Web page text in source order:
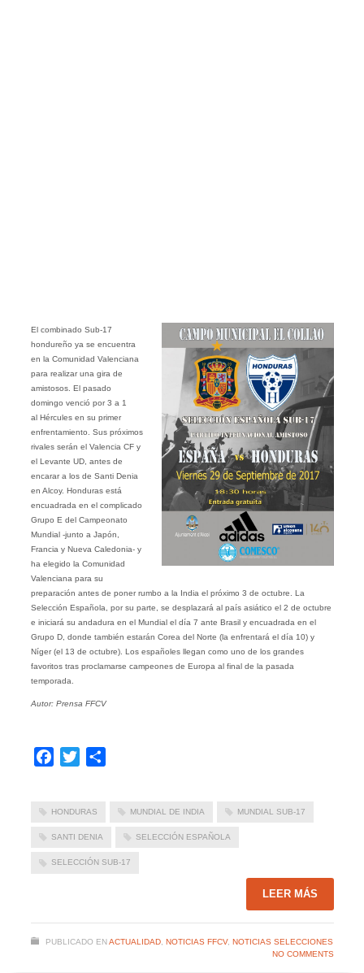
El combinado Sub-17
hondureño ya se encuentra
en la Comunidad Valenciana
para realizar una gira de
amistosos. El pasado
domingo venció por 3 a 1
al Hércules en su primer
enfrentamiento. Sus próximos
rivales serán el Valencia CF y
el Levante UD, antes de
encarar a los de Santi Denia
en Alcoy. Honduras está
encuadrada en el complicado
Grupo E del Campeonato
Mundial -junto a Japón,
Francia y Nueva Caledonia- y
ha elegido la Comunidad
Valenciana para su
preparación antes de poner rumbo a la India el próximo 3 de octubre. La
Selección Española, por su parte, se desplazará al país asiático el 2 de octubre
e iniciará su andadura en el Mundial el día 7 ante Brasil y encuadrada en el
Grupo D, donde también estarán Corea del Norte (la enfrentará el día 10) y
Níger (el 13 de octubre). Los españoles llegan como uno de los grandes
favoritos tras proclamarse campeones de Europa al final de la pasada
temporada.
Autor: Prensa FFCV
Facebook
Twitter
HONDURAS MUNDIAL DE INDIA MUNDIAL SUB-17
SANTI DENIA SELECCIÓN ESPAÑOLA
SELECCIÓN SUB-17
LEER MÁS
PUBLICADO EN ACTUALIDAD, NOTICIAS FFCV, NOTICIAS SELECCIONES
NO COMMENTS